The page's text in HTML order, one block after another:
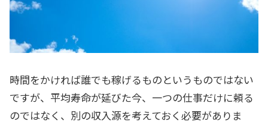
時間をかければ誰でも稼げるものというものではない
ですが、平均寿命が延びた今、一つの仕事だけに頼る
のではなく、別の収入源を考えておく必要がありま